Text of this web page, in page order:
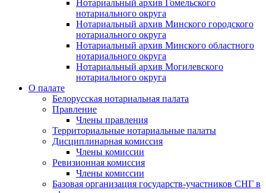
Нотариальный архив Гомельского
нотариального округа
Нотариальный архив Минского городского
нотариального округа
Нотариальный архив Минского областного
нотариального округа
Нотариальный архив Могилевского
нотариального округа
О палате
Белорусская нотариальная палата
Правление
Члены правления
Территориальные нотариальные палаты
Дисциплинарная комиссия
Члены комиссии
Ревизионная комиссия
Члены комиссии
Базовая организация государств-участников СНГ в